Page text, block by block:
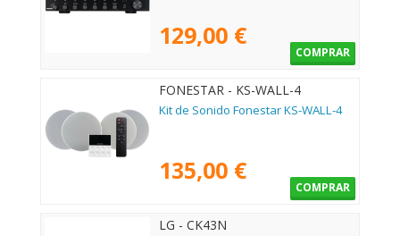
129,00 €
COMPRAR
FONESTAR - KS-WALL-4
Kit de Sonido Fonestar KS-WALL-4
135,00 €
COMPRAR
LG - CK43N